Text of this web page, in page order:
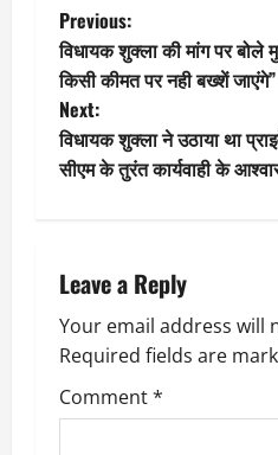
P
o
s
t
a
v
i
g
Previous:
विधायक शुक्ला की मांग पर बोले
किसी कीमत पर नही बख्शें जाएंगे”
Next:
विधायक शुक्ला ने उठाया था
सीएम के तुरंत कार्यवाही के
Leave a Reply
Your email address will
Required fields are
Comment*